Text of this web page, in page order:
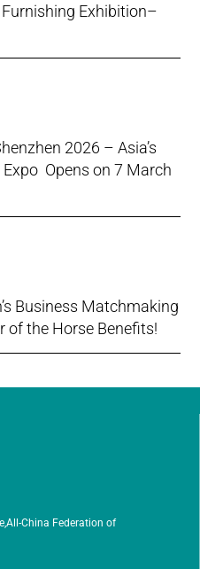
Exhibition–
2026 – Asia’s
Opens on 7 March
Business Matchmaking
of the Horse Benefits!
China Federation of